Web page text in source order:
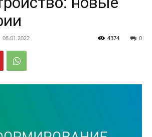
08.01.2022 0
4374